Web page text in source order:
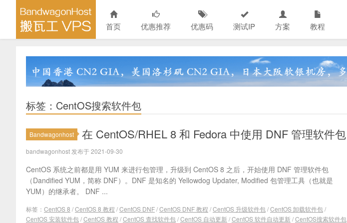
首页 优惠推荐 优惠码 测试IP 方案 教程
标签：CentOS搜索软件包
Bandwagonhost 在 CentOS/RHEL 8 和 Fedora 中使用 DNF 管理软件包
bandwagonhost 发布于 2021-09-30
CentOS 系统之前都是用 YUM 来进行包管理，升级到 CentOS 8 之后，开始使用 DNF 管理软件包
（Dandified YUM，简称 DNF）。DNF 是知名的 Yellowdog Updater, Modified 包管理工具（也就是
YUM）的继承者。 DNF ...
标签： CentOS 8 /CentOS 8 教程 /CentOS DNF/CentOS DNF 教程 /CentOS 升级软件包/CentOS 卸载软件包/
CentOS 安装软件包/CentOS 教程 /CentOS 查找软件包/CentOS 自动更新/CentOS 软件自动更新/CentOS搜索软件包